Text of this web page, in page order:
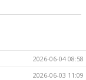
2026-06-04 08:58
2026-06-03 11:09